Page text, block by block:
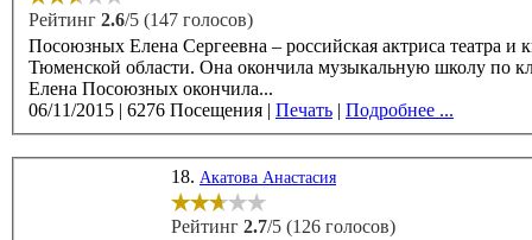
Рейтинг 2.6/5 (147 голосов)
Посоюзных Елена Сергеевна – российская актриса театра
Тюменской области. Она окончила музыкальную школу по классу
Елена Посоюзных окончила...
06/11/2015 | 6276 Посещения | Печать | Подробнее ...
18. Акатова Анастасия
Рейтинг 2.7/5 (126 голосов)